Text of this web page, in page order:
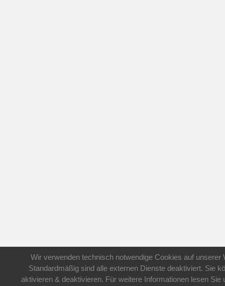
Wir verwenden technisch notwendige Cookies auf unserer
Standardmäßig sind alle externen Dienste deaktiviert. Sie
aktivieren & deaktivieren. Für weitere Informationen lesen